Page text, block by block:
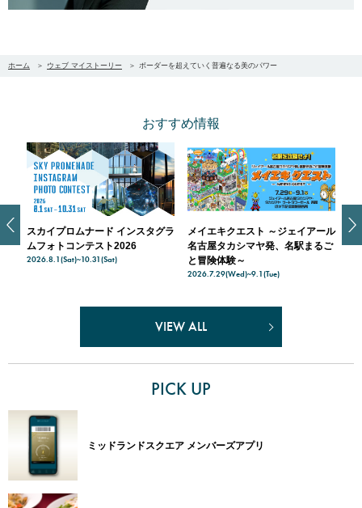
ホーム ウェブ マイストーリー ボーダーを超えていく普遍なる美のパワー
おすすめ情報
スカイプロムナード インスタグラ
ムフォトコンテスト2026
2026.8.1(Sat)~10.31(Sat)
メイエキクエスト ～ジェイアール
名古屋タカシマヤ発、名駅まるご
と冒険体験～
2026.7.29(Wed)~9.1(Tue)
スカイ
入場料
VIEW ALL
PICK UP
ミッドランドスクエア メンバーズアプリ